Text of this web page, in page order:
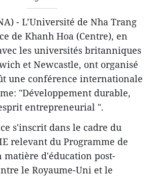
- L’Université de Nha Trang
de Khanh Hoa (Centre), en
les universités britanniques
et Newcastle, ont organisé
une conférence internationale
"Développement durable,
entrepreneurial ".
s'inscrit dans le cadre du
relevant du Programme de
matière d'éducation post-
le Royaume-Uni et le